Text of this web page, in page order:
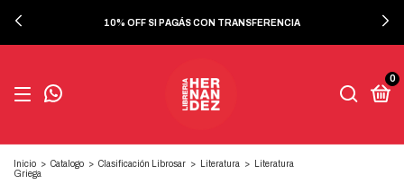
10% OFF SI PAGÁS CON TRANSFERENCIA
0
Inicio > Catalogo > Clasificación Librosar > Literatura >
Literatura
Griega